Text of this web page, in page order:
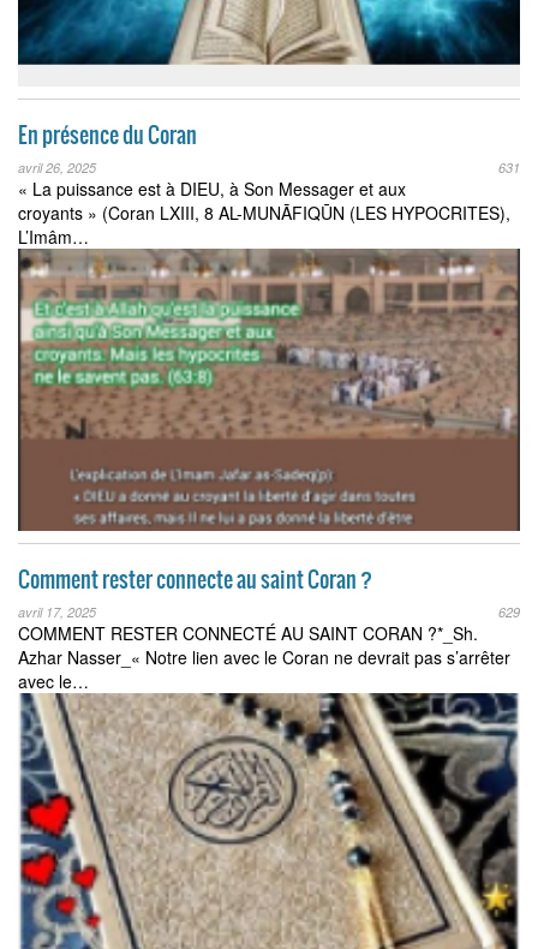
En présence du Coran
avril 26, 2025 631
« La puissance est à DIEU, à Son Messager et aux
croyants » (Coran LXIII, 8 AL-MUNĀFIQŪN (LES HYPOCRITES),
L’Imâm…
Comment rester connecte au saint Coran ?
avril 17, 2025 629
COMMENT RESTER CONNECTÉ AU SAINT CORAN ?*_Sh.
Azhar Nasser_« Notre lien avec le Coran ne devrait pas s’arrêter
avec le…